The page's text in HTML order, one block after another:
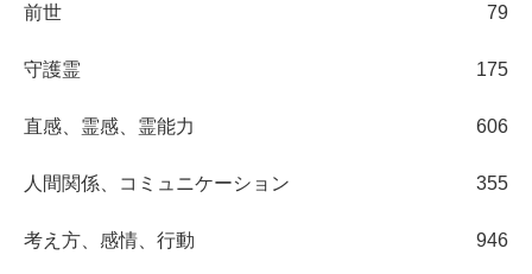
前世 79
守護霊 175
直感、霊感、霊能力 606
人間関係、コミュニケーション 355
考え方、感情、行動 946